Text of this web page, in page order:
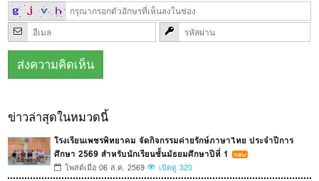
ข่าวล่าสุดในหมวดนี้
โรงเรียนเพชรพิทยาคม จัดกิจกรรมค่ายรักษ์ภาษาไทย ประจำปีการ
ศึกษา 2569 สำหรับนักเรียนชั้นมัธยมศึกษาปีที่ 1
โพสต์เมื่อ 06 ส.ค. 2569 เปิดดู 320